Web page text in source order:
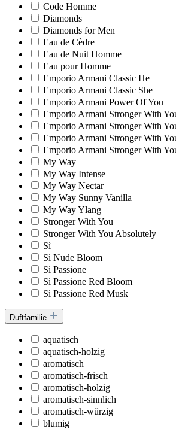
Code Homme
Diamonds
Diamonds for Men
Eau de Cèdre
Eau de Nuit Homme
Eau pour Homme
Emporio Armani Classic He
Emporio Armani Classic She
Emporio Armani Power Of You
Emporio Armani Stronger With
Emporio Armani Stronger With
Emporio Armani Stronger With
Emporio Armani Stronger With
My Way
My Way Intense
My Way Nectar
My Way Sunny Vanilla
My Way Ylang
Stronger With You
Stronger With You Absolutely
Sì
Sì Nude Bloom
Sì Passione
Sì Passione Red Bloom
Sì Passione Red Musk
Duftfamilie
aquatisch
aquatisch-holzig
aromatisch
aromatisch-frisch
aromatisch-holzig
aromatisch-sinnlich
aromatisch-würzig
blumig